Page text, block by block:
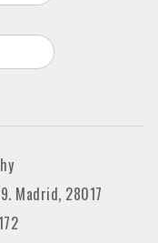
Madrid, 28017